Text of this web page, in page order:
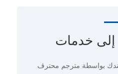
خدمات
بواسطة مترجم محترف